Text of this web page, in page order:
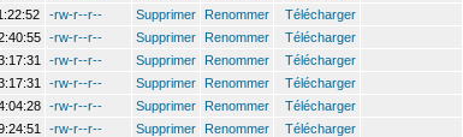
-rw-r--r-- Supprimer Renommer
Télécharger
-rw-r--r-- Supprimer Renommer
Télécharger
-rw-r--r-- Supprimer Renommer
Télécharger
-rw-r--r-- Supprimer Renommer
Télécharger
-rw-r--r-- Supprimer Renommer
Télécharger
-rw-r--r-- Supprimer Renommer
Télécharger